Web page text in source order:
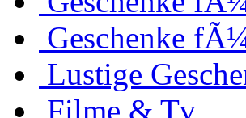
Geschenke
Lustige
Filme & Tv